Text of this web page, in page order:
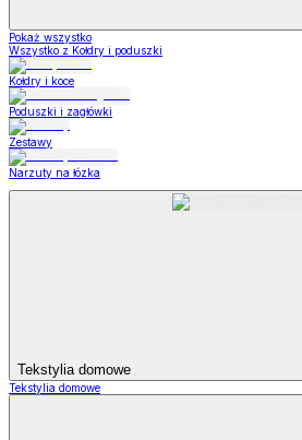
Pokaż wszystko
Wszystko z Kołdry i poduszki
Kołdry i koce
Poduszki i zagłówki
Zestawy
Narzuty na łózka
Tekstylia domowe
Tekstylia domowe